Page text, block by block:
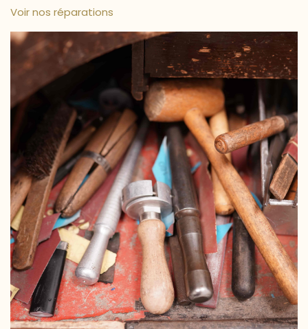
Voir nos réparations